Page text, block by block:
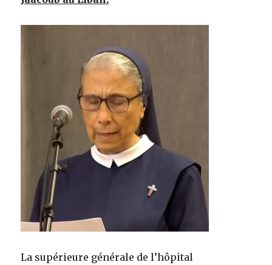
La supérieure générale de l’hôpital